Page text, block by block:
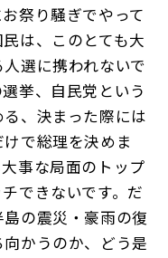
祭り騒ぎでやって
は、このとても大
選に携われないで
挙、自民党という
、決まった際には
で総理を決めま
事な局面のトップ
できないです。だ
の震災・豪雨の復
かうのか、どう是